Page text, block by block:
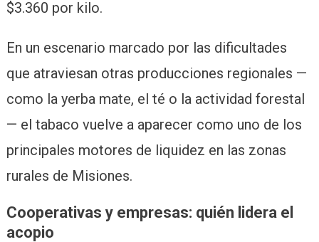
$3.360 por kilo.
En un escenario marcado por las dificultades
que atraviesan otras producciones regionales —
como la yerba mate, el té o la actividad forestal
— el tabaco vuelve a aparecer como uno de los
principales motores de liquidez en las zonas
rurales de Misiones.
Cooperativas y empresas: quién lidera el
acopio